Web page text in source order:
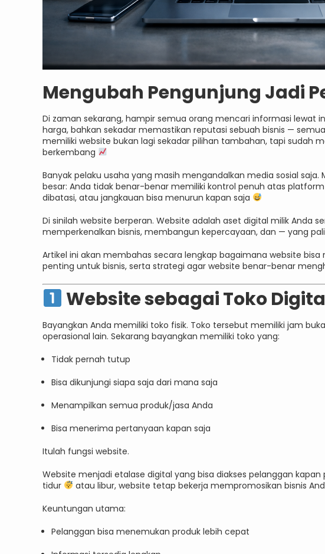
Mengubah Pengunjung Jadi
Di zaman sekarang, hampir semua orang mencari informasi lewat
harga, bahkan sekadar memastikan reputasi sebuah bisnis —
memiliki website bukan lagi sekadar pilihan tambahan, tapi sudah
berkembang
Banyak pelaku usaha yang masih mengandalkan media sosial
besar: Anda tidak benar-benar memiliki kontrol penuh atas
dibatasi, atau jangkauan bisa menurun kapan saja
Di sinilah website berperan. Website adalah aset digital milik Anda
memperkenalkan bisnis, membangun kepercayaan, dan — yang
Artikel ini akan membahas secara lengkap bagaimana website
penting untuk bisnis, serta strategi agar website benar-benar
Website sebagai Toko
Bayangkan Anda memiliki toko fisik. Toko tersebut memiliki jam
operasional lain. Sekarang bayangkan memiliki toko yang:
Tidak pernah tutup
Bisa dikunjungi siapa saja dari mana saja
Menampilkan semua produk/jasa Anda
Bisa menerima pertanyaan kapan saja
Itulah fungsi website.
Website menjadi etalase digital yang bisa diakses pelanggan
tidur
atau libur, website tetap bekerja mempromosikan bisnis
Keuntungan utama:
Pelanggan bisa menemukan produk lebih cepat